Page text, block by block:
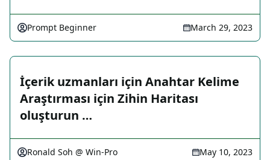
Prompt Beginner March 29, 2023
İçerik uzmanları için Anahtar Kelime
Araştırması için Zihin Haritası
oluşturun …
Ronald Soh @ Win-Pro May 10, 2023